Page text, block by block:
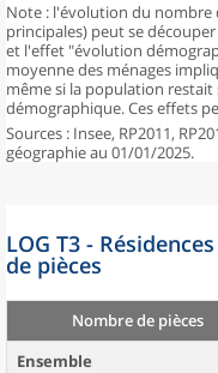
Note : l'évolution du nombre
principales) peut se
et l'effet "évolution
moyenne des ménages
même si la population
démographique. Ces effets
Sources : Insee, RP2011,
géographie au 01/01/2025.
LOG T3 -
de pièces
Nombre de pièces
Ensemble